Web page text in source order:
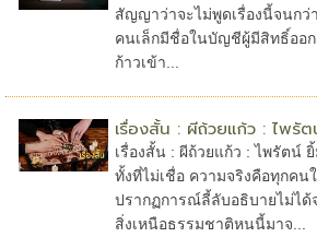
สัญญาว่าจะไม่พูดเรื่องนี้จนก
คนเล็กมีชื่อในบัญชีผู้มีสิทธิ์ออก
ก้าวเข้า...
เรื่องสั้น : ผีถ้วยแก้ว : ไพรั
เรื่องสั้น : ผีถ้วยแก้ว : ไพรัตน์
ทั้งที่ไม่เชื่อ ความจริงคือทุกคน
ปรากฏการณ์ลี้ลับอธิบายไม่ได้
สิ่งเหนือธรรมชาติหนนี้มาจ...